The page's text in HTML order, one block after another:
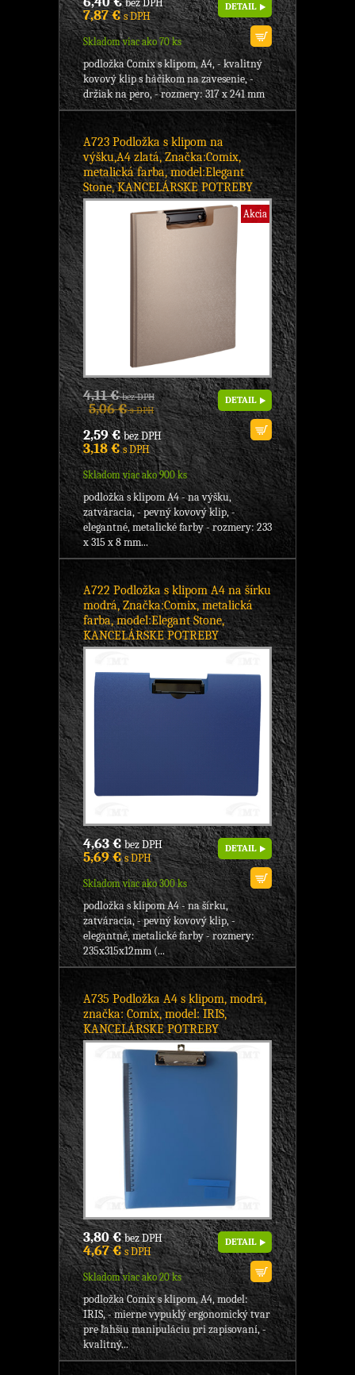
bez DPH
7,87 €s DPH
Skladom viac ako 70 ks
DETAIL
podložka Comix s klipom, A4, - kvalitný
kovový klip s háčikom na zavesenie, -
držiak na pero, - rozmery: 317 x 241 mm
A723 Podložka s klipom na
výšku,A4 zlatá, Značka:Comix,
metalická farba, model:Elegant
Stone, KANCELÁRSKE POTREBY
Akcia
4,11 €bez DPH
5,06 €s DPH
2,59 €bez DPH
3,18 €s DPH
Skladom viac ako 900 ks
DETAIL
podložka s klipom A4 - na výšku,
zatváracia, - pevný kovový klip, -
elegantné, metalické farby - rozmery: 233
x 315 x 8 mm...
A722 Podložka s klipom A4 na šírku
modrá, Značka:Comix, metalická
farba, model:Elegant Stone,
KANCELÁRSKE POTREBY
4,63 €bez DPH
5,69 €s DPH
Skladom viac ako 300 ks
DETAIL
podložka s klipom A4 - na šírku,
zatváracia, - pevný kovový klip, -
elegantné, metalické farby - rozmery:
235x315x12mm (...
A735 Podložka A4 s klipom, modrá,
značka: Comix, model: IRIS,
KANCELÁRSKE POTREBY
3,80 €bez DPH
4,67 €s DPH
Skladom viac ako 20 ks
DETAIL
podložka Comix s klipom, A4, model:
IRIS, - mierne vypuklý ergonomický tvar
pre ľahšiu manipuláciu pri zapisovaní, -
kvalitný...